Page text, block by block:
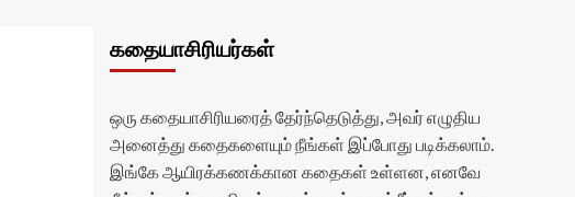
கதையாசிரியர்கள்
ஒரு கதையாசிரியரைத் தேர்ந்தெடுத்து, அவர் எழுதிய
அனைத்து கதைகளையும் நீங்கள் இப்போது படிக்கலாம்.
இங்கே ஆயிரக்கணக்கான கதைகள் உள்ளன, எனவே